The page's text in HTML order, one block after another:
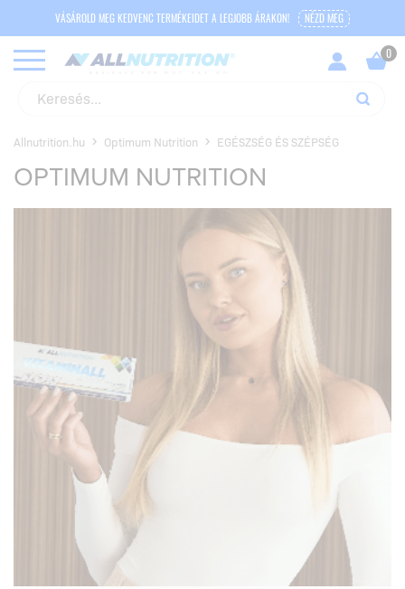
VÁSÁROLD MEG KEDVENC TERMÉKEIDET A LEGJOBB ÁRAKON! NÉZD MEG
Allnutrition.hu Optimum Nutrition EGÉSZSÉG ÉS SZÉPSÉG
OPTIMUM NUTRITION